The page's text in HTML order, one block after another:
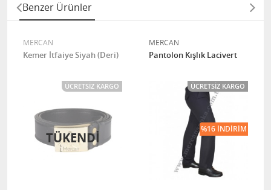
Benzer Ürünler
MERCAN
Kemer İtfaiye Siyah (Deri)
ÜCRETSIZ KARGO
TÜKENDI
MERCAN
Pantolon Kışlık Lacivert
ÜCRETSIZ KARGO
%16 İNDIRIM